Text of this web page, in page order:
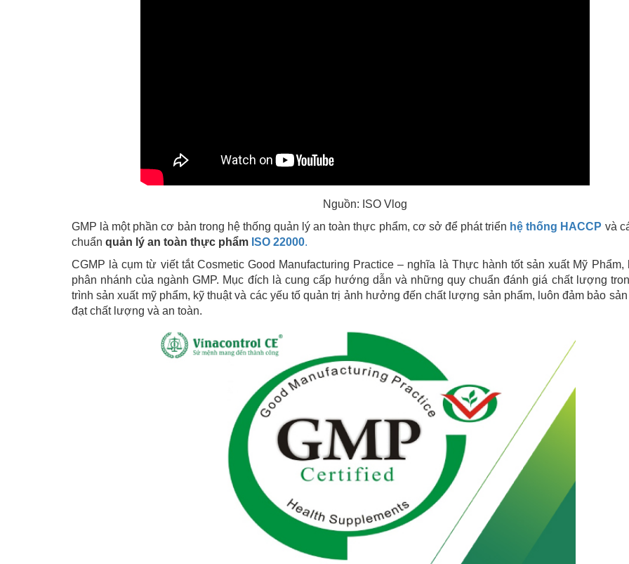
Nguồn: ISO Vlog
GMP là một phần cơ bản trong hệ thống quản lý an toàn thực phẩm, cơ sở để phát triển hệ thống HACCP và
chuẩn quản lý an toàn thực phẩm ISO 22000.
CGMP là cụm từ viết tắt Cosmetic Good Manufacturing Practice – nghĩa là Thực hành tốt sản xuất Mỹ Phẩm,
phân nhánh của ngành GMP. Mục đích là cung cấp hướng dẫn và những quy chuẩn đánh giá chất lượng
trình sản xuất mỹ phẩm, kỹ thuật và các yếu tố quản trị ảnh hưởng đến chất lượng sản phẩm, luôn đảm bảo
đạt chất lượng và an toàn.